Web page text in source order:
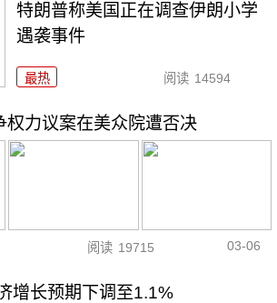
特朗普称美国正在调查伊朗小学
遇袭事件
最热 阅读 14594
权力议案在美众院遭否决
阅读 19715 03-06
增长预期下调至1.1%